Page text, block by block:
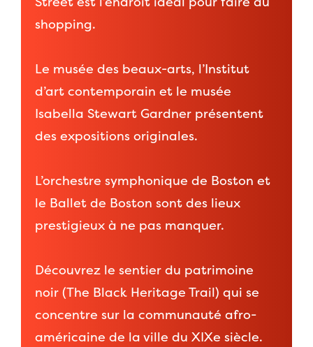
shopping.
Le musée des beaux-arts, l’Institut
d’art contemporain et le musée
Isabella Stewart Gardner présentent
des expositions originales.
L’orchestre symphonique de Boston et
le Ballet de Boston sont des lieux
prestigieux à ne pas manquer.
Découvrez le sentier du patrimoine
noir (The Black Heritage Trail) qui se
concentre sur la communauté afro-
américaine de la ville du XIXe siècle.